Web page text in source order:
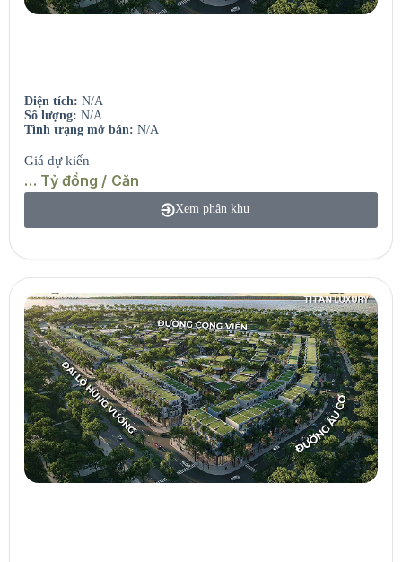
Diện tích: N/A
Số lượng: N/A
Tình trạng mở bán: N/A
Giá dự kiến
… Tỷ đồng / Căn
Xem phân khu